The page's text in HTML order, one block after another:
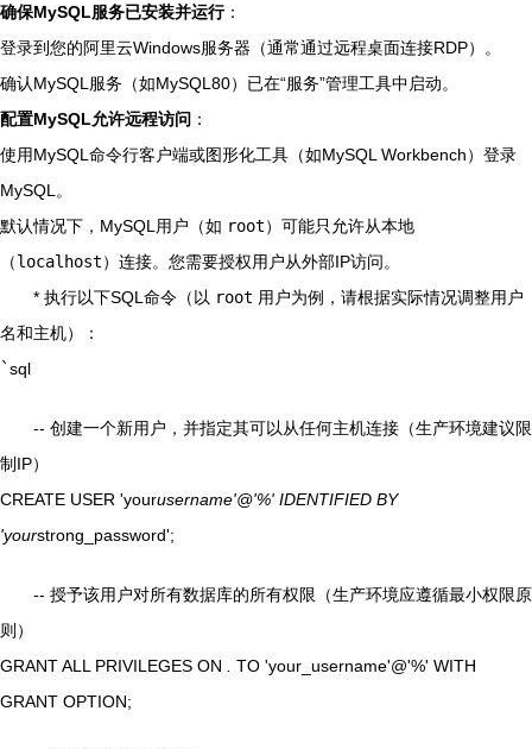
确保MySQL服务已安装并运行：
登录到您的阿里云Windows服务器（通常通过远程桌面连接RDP）。
确认MySQL服务（如MySQL80）已在“服务”管理工具中启动。
配置MySQL允许远程访问 ：
使用MySQL命令行客户端或图形化工具（如MySQL Workbench）登录
MySQL。
默认情况下，MySQL用户（如 root）可能只允许从本地
（localhost）连接。您需要授权用户从外部IP访问。
* 执行以下SQL命令（以 root 用户为例，请根据实际情况调整用户
名和主机）：
`sql
-- 创建一个新用户，并指定其可以从任何主机连接（生产环境建议限
制IP）
CREATE USER 'yourusername'@'%' IDENTIFIED BY
'yourstrong_password';
-- 授予该用户对所有数据库的所有权限（生产环境应遵循最小权限原
则）
GRANT ALL PRIVILEGES ON
TO 'your_username'@'%' WITH
GRANT OPTION;